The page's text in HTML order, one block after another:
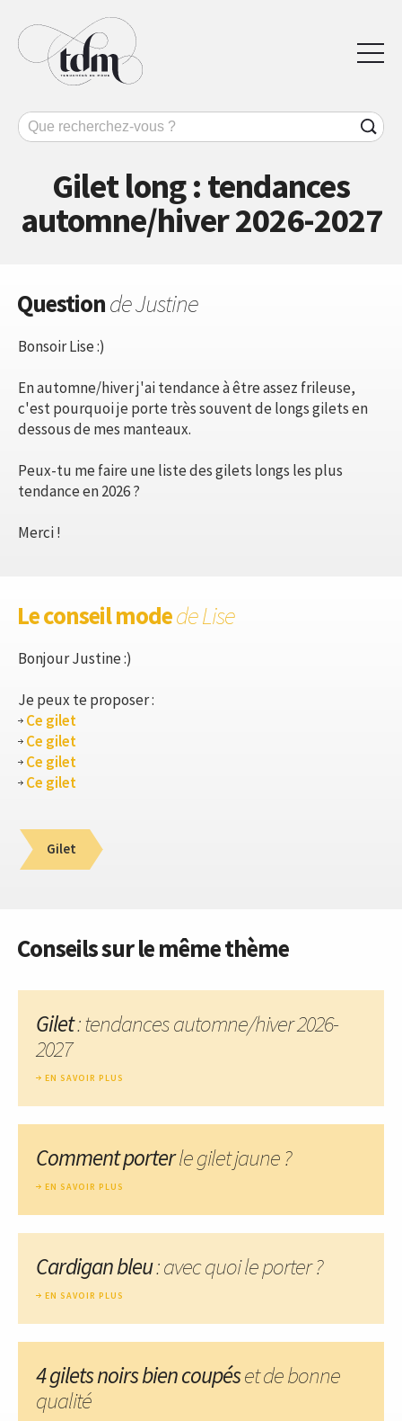
Gilet long : tendances
automne/hiver 2026-2027
Questionde Justine
Bonsoir Lise :)
En automne/hiver j'ai tendance à être assez frileuse,
c'est pourquoi je porte très souvent de longs gilets en
dessous de mes manteaux.
Peux-tu me faire une liste des gilets longs les plus
tendance en 2026 ?
Merci !
Le conseil modede Lise
Bonjour Justine :)
Je peux te proposer :
Ce gilet
Ce gilet
Ce gilet
Ce gilet
Gilet
Conseils sur le même thème
Gilet: tendances automne/hiver 2026-
2027
EN SAVOIR PLUS
Comment porterle gilet jaune ?
EN SAVOIR PLUS
Cardigan bleu: avec quoi le porter ?
EN SAVOIR PLUS
4 gilets noirs bien coupéset de bonne
qualité